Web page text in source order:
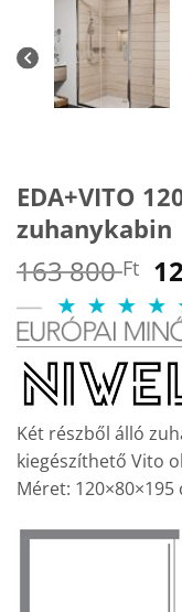
EDA+VITO
zuhanykabin
163 800Ft
Két részből álló
kiegészíthető Vito
Méret: 120×80×195